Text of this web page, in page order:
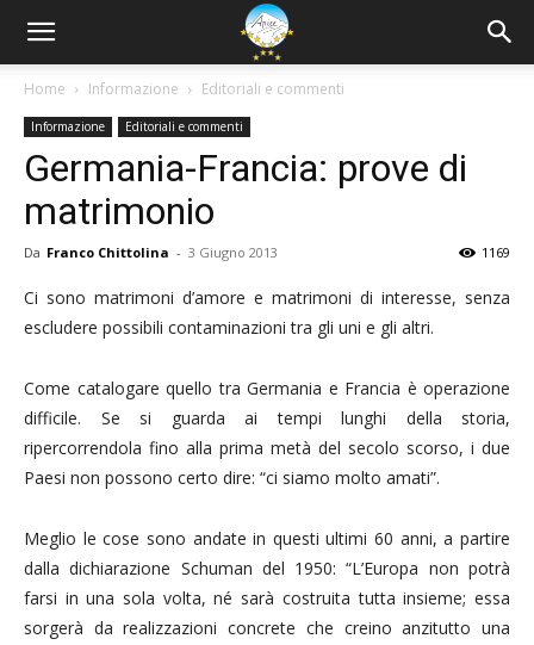
Home Informazione Editoriali e commenti
Informazione Editoriali e commenti
Germania-Francia: prove di
matrimonio
Da Franco Chittolina - 3 Giugno 2013 1169
Ci sono matrimoni d’amore e matrimoni di interesse, senza
escludere possibili contaminazioni tra gli uni e gli altri.
Come catalogare quello tra Germania e Francia è operazione
difficile. Se si guarda ai tempi lunghi della storia,
ripercorrendola fino alla prima metà del secolo scorso, i due
Paesi non possono certo dire: “ci siamo molto amati”.
Meglio le cose sono andate in questi ultimi 60 anni, a partire
dalla dichiarazione Schuman del 1950: “L’Europa non potrà
farsi in una sola volta, né sarà costruita tutta insieme; essa
sorgerà da realizzazioni concrete che creino anzitutto una